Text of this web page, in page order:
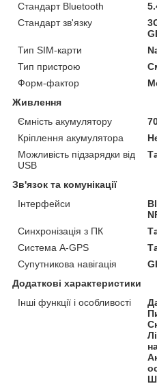
Стандарт Bluetooth
Стандарт зв'язку
Тип SIM-карти
Тип пристрою
Форм-фактор
Живлення
Ємність акумулятору
Кріплення акумулятора
Можливість підзарядки від
USB
Зв'язок та комунікації
Інтерфейси
Синхронізація з ПК
Система A-GPS
Супутникова навігація
Додаткові характеристики
Інші функції і особливості